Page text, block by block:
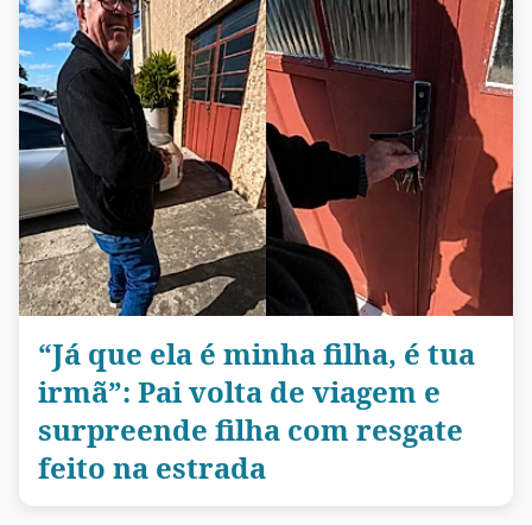
“Já que ela é minha filha, é tua
irmã”: Pai volta de viagem e
surpreende filha com resgate
feito na estrada